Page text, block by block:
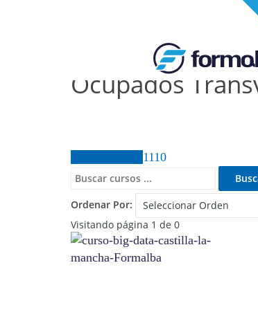
Ocupados
1110
Ordenar Por:
Visitando página 1 de 0